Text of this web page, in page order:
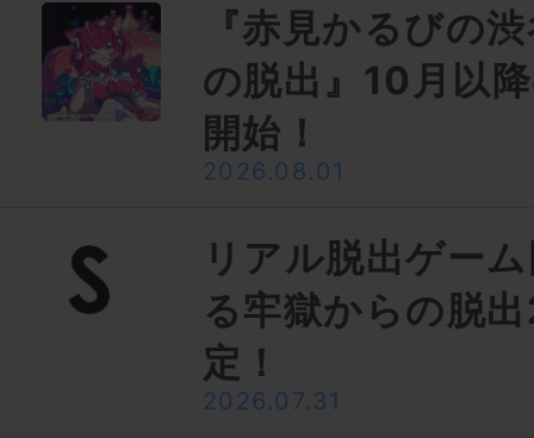
『赤見かるびの
の脱出』10月以
開始！
2026.08.01
リアル脱出ゲー
る牢獄からの脱
定！
2026.07.31